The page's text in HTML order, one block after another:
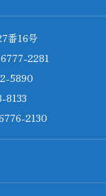
番16号
2281
5890
8133
2130